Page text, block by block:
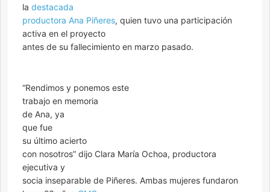
la destacada
productora Ana Piñeres, quien tuvo una participación
activa en el proyecto
antes de su fallecimiento en marzo pasado.
“Rendimos y ponemos este
trabajo en memoria
de Ana, ya
que fue
su último acierto
con nosotros” dijo Clara María Ochoa, productora
ejecutiva y
socia inseparable de Piñeres. Ambas mujeres fundaron